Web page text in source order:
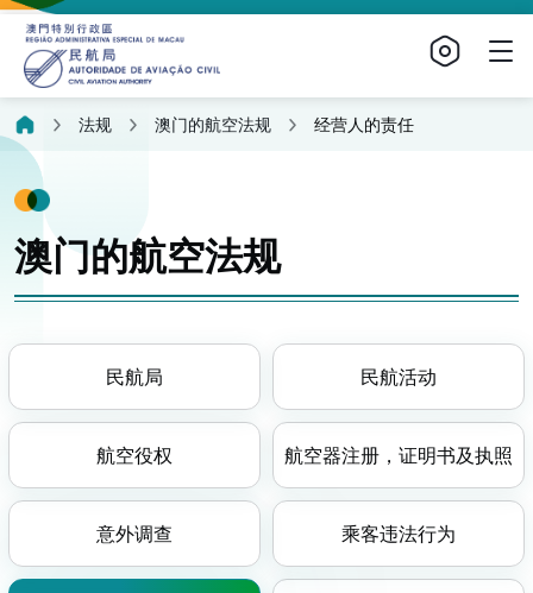
法规 澳门的航空法规 经营人的责任
澳门的航空法规
民航局 民航活动
航空役权 航空器注册，证明书及执照
意外调查 乘客违法行为